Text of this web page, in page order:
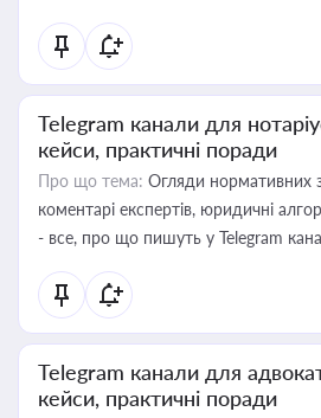
Telegram канали для
кейси, практичні поради
Про що тема: Огляди нормативних
коментарі експертів, юридичні
- все, про що пишуть у Telegram
Telegram канали для
кейси, практичні поради